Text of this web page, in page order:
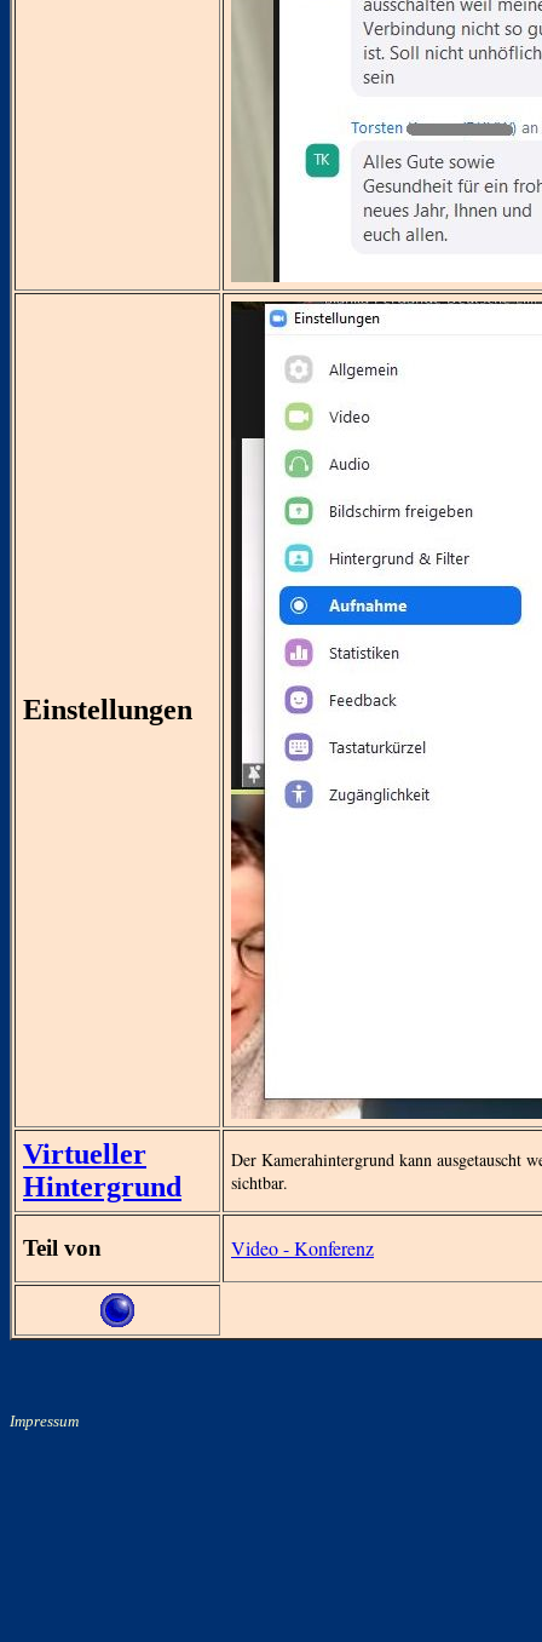
Einstellungen
Virtueller
Hintergrund
Der Kamerahintergrund kann ausgetauscht
sichtbar.
Teil von Video - Konferenz
Impressum